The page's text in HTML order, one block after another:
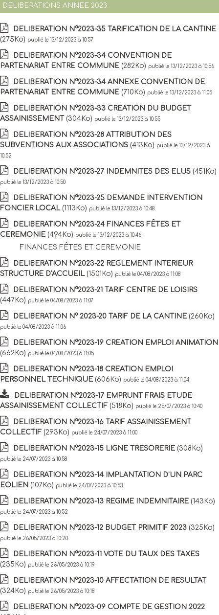
DELIBERATIONS ANNEE 2023
DELIBERATION N°2023-35 TARIFICATION DE LA CANTINE
(275Ko) publié le 13/12/2023 à 10:57
DELIBERATION N°2023-34 CONVENTION DE
PARTENARIAT ENTRE COMMUNE (282Ko) publié le 13/12/2023 à 10:56
DELIBERATION N°2023-34 ANNEXE CONVENTION DE
PARTENARIAT ENTRE COMMUNE (710Ko) publié le 13/12/2023 à 11:05
DELIBERATION N°2023-33 CREATION DU BUDGET
ASSAINISSEMENT(304Ko) publié le 13/12/2023 à 10:55
DELIBERATION N°2023-28 ATTRIBUTION DES
SUBVENTIONS AUX ASSOCIATIONS (413Ko) publié le 13/12/2023 à
10:52
DELIBERATION N°2023-27 INDEMNITES DES ELUS (451Ko)
publié le 13/12/2023 à 10:50
DELIBERATION N°2023-25 DEMANDE INTERVENTION
FONCIER LOCAL(1113Ko) publié le 13/12/2023 à 10:48
DELIBERATION N°2023-24 FINANCES FÊTES ET
CEREMONIE (494Ko) publié le 13/12/2023 à 10:46
FINANCES FÊTES ET CEREMONIE
DELIBERATION N°2023-22 REGLEMENT INTERIEUR
STRUCTURE D'ACCUEIL(1501Ko) publié le 04/08/2023 à 11:08
DELIBERATION N°2023-21 TARIF CENTRE DE LOISIRS
(447Ko) publié le 04/08/2023 à 11:07
DELIBERATION N° 2023-20 TARIF DE LA CANTINE (260Ko)
publié le 04/08/2023 à 11:06
DELIBERATION N°2023-19 CREATION EMPLOI ANIMATION
(662Ko) publié le 04/08/2023 à 11:05
DELIBERATION N°2023-18 CREATION EMPLOI
PERSONNEL TECHNIQUE (606Ko) publié le 04/08/2023 à 11:04
DELIBERATION N°2023-17 EMPRUNT FRAIS ETUDE
ASSAINISSEMENT COLLECTIF (518Ko) publié le 25/07/2023 à 10:40
DELIBERATION N°2023-16 TARIF ASSAINISSEMENT
COLLECTIF (293Ko) publié le 24/07/2023 à 11:00
DELIBERATION N°2023-15 LIGNE TRESORERIE (308Ko)
publié le 24/07/2023 à 10:58
DELIBERATION N°2023-14 IMPLANTATION D'UN PARC
EOLIEN (107Ko) publié le 24/07/2023 à 10:53
DELIBERATION N°2023-13 REGIME INDEMNITAIRE (143Ko)
publié le 24/07/2023 à 10:52
DELIBERATION N°2023-12 BUDGET PRIMITIF 2023 (325Ko)
publié le 26/05/2023 à 10:20
DELIBERATION N°2023-11 VOTE DU TAUX DES TAXES
(235Ko) publié le 26/05/2023 à 10:19
DELIBERATION N°2023-10 AFFECTATION DE RESULTAT
(324Ko) publié le 26/05/2023 à 10:18
DELIBERATION N°2023-09 COMPTE DE GESTION 2022